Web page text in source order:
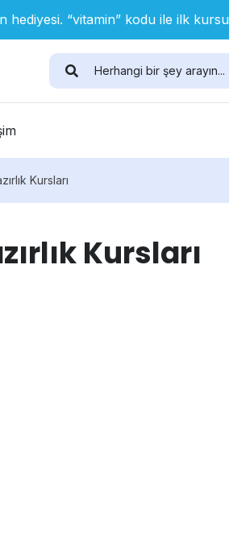
hediyesi. “vitamin” kodu ile ilk
Kursları
Kursları